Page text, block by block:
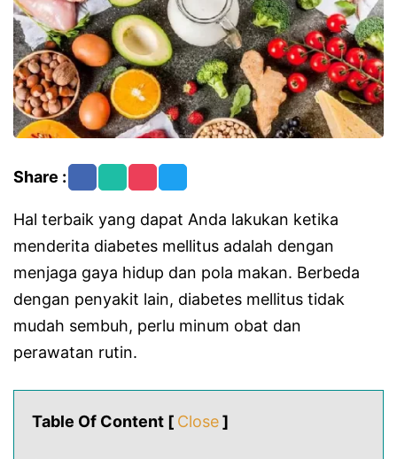
Share :
Hal terbaik yang dapat Anda lakukan ketika
menderita diabetes mellitus adalah dengan
menjaga gaya hidup dan pola makan. Berbeda
dengan penyakit lain, diabetes mellitus tidak
mudah sembuh, perlu minum obat dan
perawatan rutin.
Table Of Content [ Close]